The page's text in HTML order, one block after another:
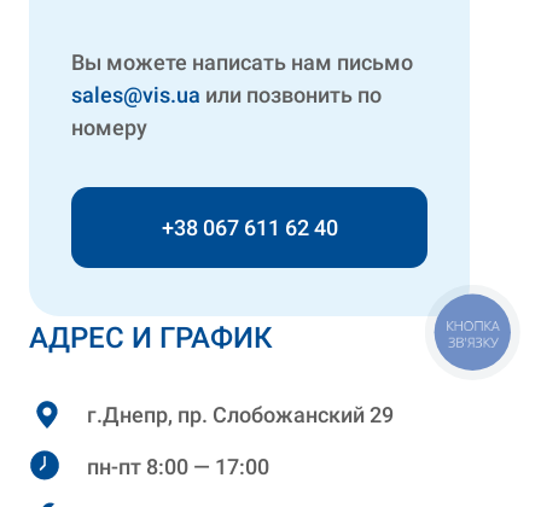
АДРЕС И ГРАФИК
г.Днепр, пр. Слобожанский 29
пн-пт 8:00 — 17:00
Вы можете написать нам письмо
sales@vis.ua или позвонить по
номеру
+38 067 611 62 40
КНОПКА
ЗВ'ЯЗКУ